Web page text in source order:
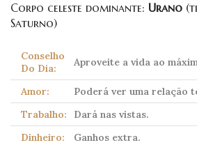
Corpo celeste dominante: Urano
Saturno)
Conselho
Do Dia:
Aproveite a vida ao
Amor:
Poderá ver uma relação
Trabalho:
Dará nas vistas.
Dinheiro:
Ganhos extra.